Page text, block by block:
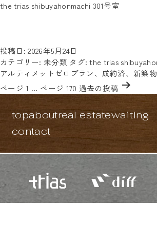
エリア:渋谷区、目黒区、世田谷区
the trias shibuyahonmachi 301号室
都心主要エリアへのアクセス抜群！便利な立
301
室
投稿日:2026年5月24日
カテゴリー: 未分類 タグ:the trias
アルティメットゼロプラン、 成約済、 新築
投
稿
送
ページ 1 … ページ 170 過去の投稿
topaboutreal estatewaiting
contact